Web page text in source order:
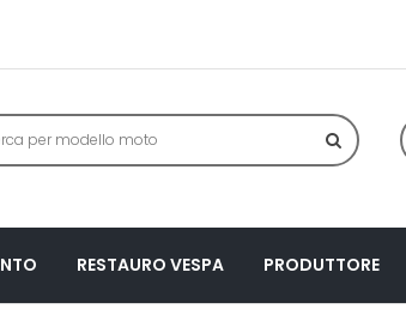
RESTAURO VESPA PRODUTTORE